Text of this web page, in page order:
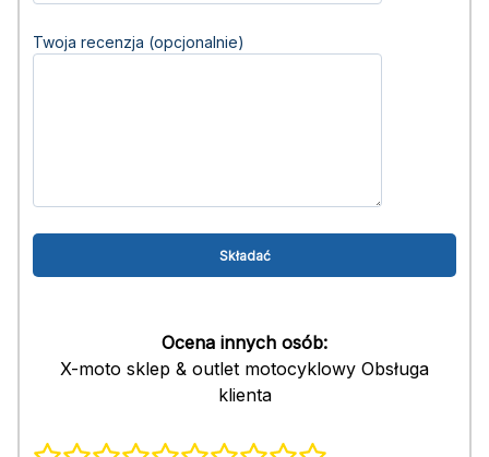
Twoja recenzja (opcjonalnie)
Ocena innych osób:
X-moto sklep & outlet motocyklowy Obsługa
klienta